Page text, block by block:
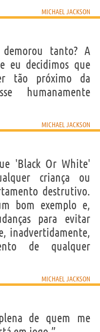
MICHAEL JACKSON
tanto? A
eu decidimos que
tão próximo da
humanamente
MICHAEL JACKSON
'Black Or White'
criança ou
destrutivo.
bom exemplo e,
para evitar
inadvertidamente,
de qualquer
MICHAEL JACKSON
de quem me